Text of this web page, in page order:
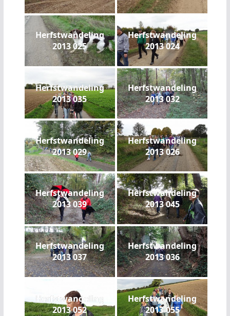
Herfstwandeling
2013 025
Herfstwandeling
2013 024
Herfstwandeling
2013 035
Herfstwandeling
2013 032
Herfstwandeling
2013 029
Herfstwandeling
2013 026
Herfstwandeling
2013 039
Herfstwandeling
2013 045
Herfstwandeling
2013 037
Herfstwandeling
2013 036
Herfstwandeling
2013 052
Herfstwandeling
2013 055